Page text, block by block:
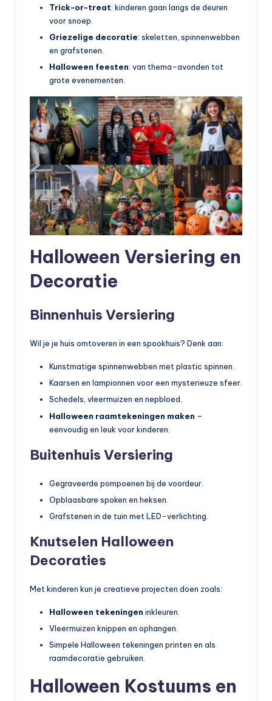
Trick-or-treat: kinderen gaan langs de deuren
voor snoep.
Griezelige decoratie: skeletten, spinnenwebben
en grafstenen.
Halloween feesten: van thema-avonden tot
grote evenementen.
Halloween Versiering en
Decoratie
Binnenhuis Versiering
Wil je je huis omtoveren in een spookhuis? Denk aan:
Kunstmatige spinnenwebben met plastic spinnen.
Kaarsen en lampionnen voor een mysterieuze sfeer.
Schedels, vleermuizen en nepbloed.
Halloween raamtekeningen maken –
eenvoudig en leuk voor kinderen.
Buitenhuis Versiering
Gegraveerde pompoenen bij de voordeur.
Opblaasbare spoken en heksen.
Grafstenen in de tuin met LED-verlichting.
Knutselen Halloween
Decoraties
Met kinderen kun je creatieve projecten doen zoals:
Halloween tekeningen inkleuren.
Vleermuizen knippen en ophangen.
Simpele Halloween tekeningen printen en als
raamdecoratie gebruiken.
Halloween Kostuums en